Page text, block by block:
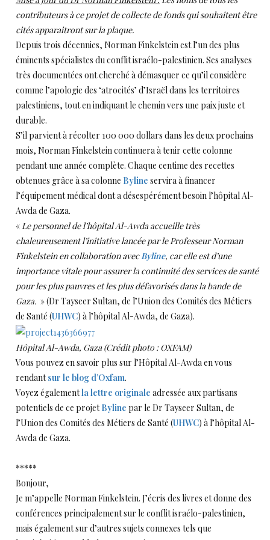
contributeurs à ce projet de collecte de fonds qui souhaitent être
cités apparaitront sur la plaque.
Depuis trois décennies, Norman Finkelstein est l’un des plus
éminents spécialistes du conflit israélo-palestinien. Ses analyses
très documentées ont cherché à démasquer ce qu’il considère
comme l’apologie des ‘atrocités’ d’Israël dans les territoires
palestiniens, tout en indiquant le chemin vers une paix juste et
durable.
S’il parvient à récolter 100 000 dollars dans les deux prochains
mois, Norman Finkelstein continuera à tenir cette colonne
pendant une année complète. Chaque centime des recettes
obtenues grâce à sa colonne Byline servira à financer
l’équipement médical dont a désespérément besoin l’hôpital Al-
Awda de Gaza.
«Le personnel de l’hôpital Al-Awda accueille très
chaleureusement l’initiative lancée par le Professeur Norman
Finkelstein en collaboration avecByline, car elle est d’une
importance vitale pour assurer la continuité des services de santé
pour les plus pauvres et les plus défavorisés dans la bande de
Gaza. » (Dr Tayseer Sultan, de l’Union des Comités des Métiers
de Santé (UHWC) à l’hôpital Al-Awda, de Gaza).
Hôpital Al-Awda, Gaza (Crédit photo : OXFAM)
Vous pouvez en savoir plus sur l’Hôpital Al-Awda en vous
rendantsur le blog d’Oxfam.
Voyez égalementla lettre originale adressée aux partisans
potentiels de ce projetByline par le Dr Tayseer Sultan, de
l’Union des Comités des Métiers de Santé (UHWC) à l’hôpital Al-
Awda de Gaza.
*****
Bonjour,
Je m’appelle Norman Finkelstein. J’écris des livres et donne des
conférences principalement sur le conflit israélo-palestinien,
mais également sur d’autres sujets connexes tels que